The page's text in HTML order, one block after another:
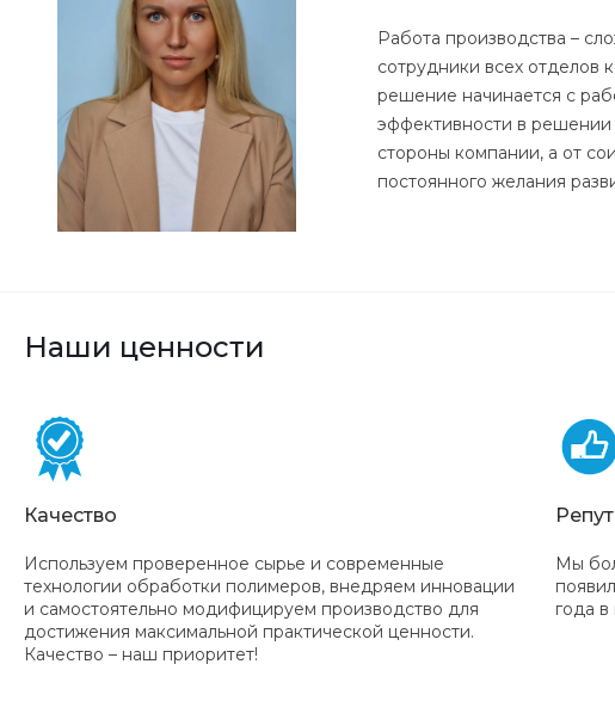
Работа производства –
сотрудники всех отделов
решение начинается с
эффективности в решении
стороны компании, а от
постоянного желания
Наши ценности
Качество
Используем проверенное сырье и современные
технологии обработки полимеров, внедряем инновации
и самостоятельно модифицируем производство для
достижения максимальной практической ценности.
Качество – наш приоритет!
Мы
года